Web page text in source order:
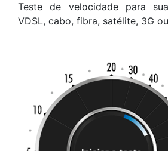
Teste de velocidade para
VDSL, cabo, fibra, satélite, 3G